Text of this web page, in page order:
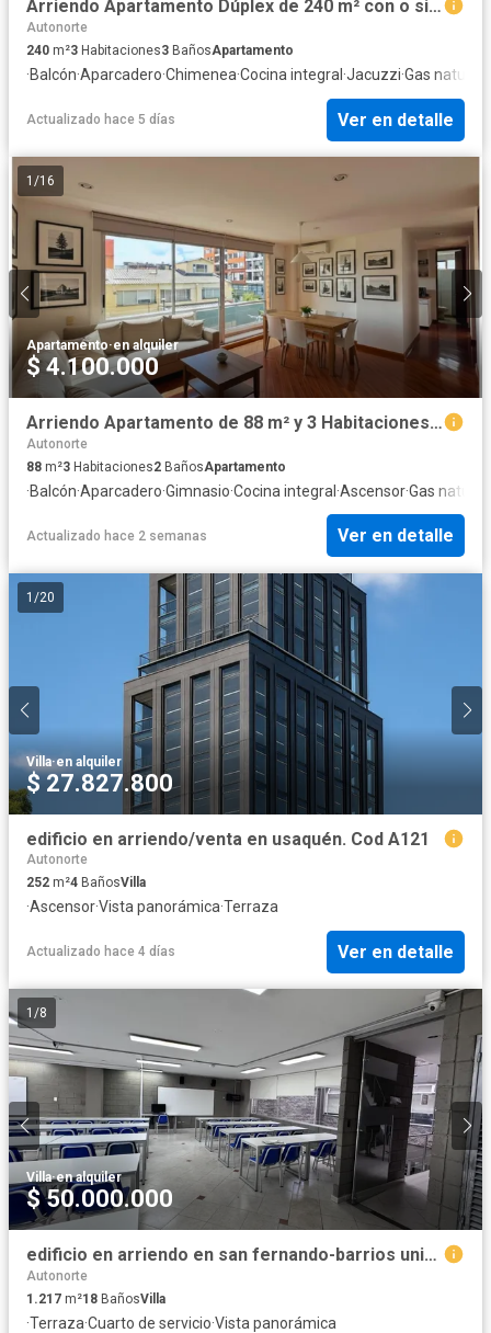
Arriendo Apartamento Dúplex de 240 m² con o sin muebles en El Nogal
Autonorte
240 m²3 Habitaciones3 BañosApartamento
·Balcón·Aparcadero·Chimenea·Cocina integral ·Jacuzzi·Gas natural
Actualizado hace 5 días Ver en detalle
1 /16
Apartamento·en alquiler
$ 4.100.000
Arriendo Apartamento de 88 m² y 3 Habitaciones sobre Calle 142
Autonorte
88 m²3 Habitaciones2 BañosApartamento
·Balcón·Aparcadero·Gimnasio·Cocina integral ·Ascensor·Gas natural
Actualizado hace 2 semanas Ver en detalle
1 /20
Villa·en alquiler
$ 27.827.800
edificio en arriendo/venta en usaquén. Cod A121
Autonorte
252 m²4 BañosVilla
·Ascensor·Vista panorámica·Terraza
Actualizado hace 4 días Ver en detalle
1 /8
Villa·en alquiler
$ 50.000.000
edificio en arriendo en san fernando-barrios unidos. Cod A137
Autonorte
1.217 m²18 BañosVilla
·Terraza·Cuarto de servicio·Vista panorámica